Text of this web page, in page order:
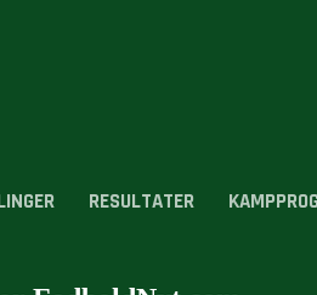
RESULTATER